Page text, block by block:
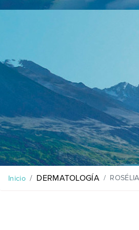
Inicio DERMATOLOGÍA